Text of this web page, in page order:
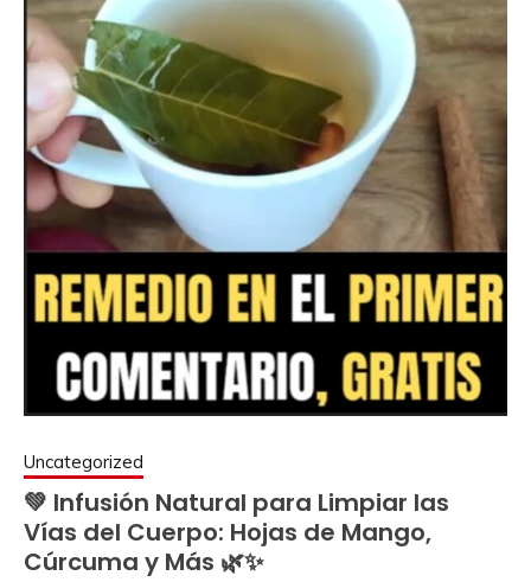
Uncategorized
💚 Infusión Natural para Limpiar las
Vías del Cuerpo: Hojas de Mango,
Cúrcuma y Más 🌿✨